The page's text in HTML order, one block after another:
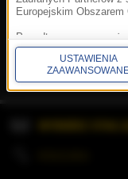
Europejskim Obszarem
Ponadto masz prawo
ograniczenia
Prezesa Urzędu
znajdziesz informacje
informacje na temat
USTAWIENIA